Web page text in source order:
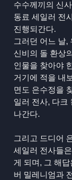
수수께끼의 신
동료 세일러 전
진행되간다.
그러던 어느 날,
신비의 돌 환상
인물을 찾아야
거기에 적을 내
면도 은수정을
일러 전사, 다크
나간다.
그리고 드디어
세일러 전사들
게 되며, 그 해
버 밀레니엄과